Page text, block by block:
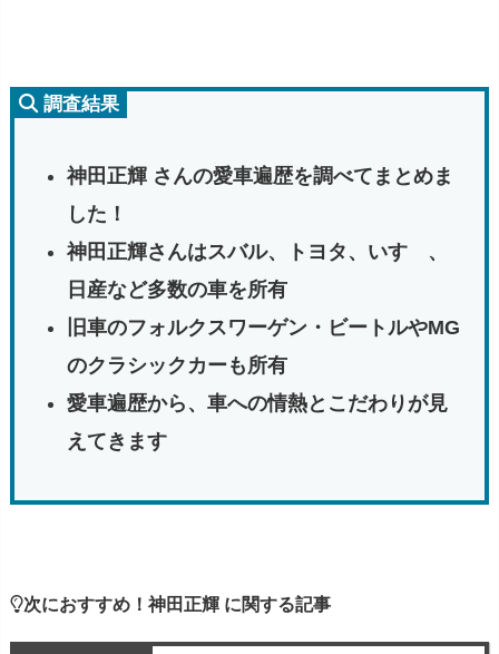
調査結果
神田正輝 さんの愛車遍歴を調べてまとめま
した！
神田正輝さんはスバル、トヨタ、いすゞ、
日産など多数の車を所有
旧車のフォルクスワーゲン・ビートルやMG
のクラシックカーも所有
愛車遍歴から、車への情熱とこだわりが見
えてきます
次におすすめ！神田正輝 に関する記事